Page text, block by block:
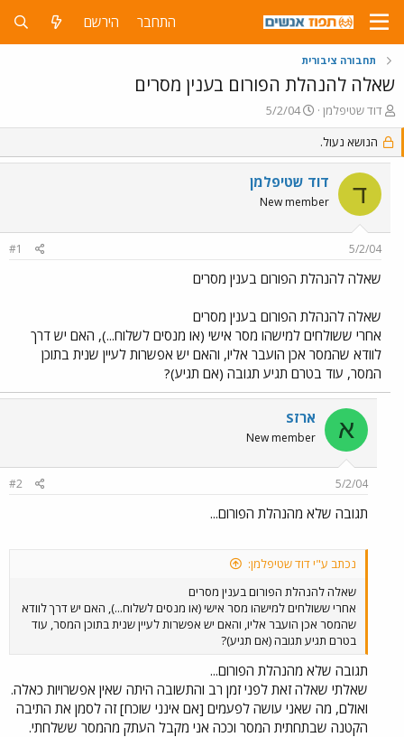
התחבר הירשם
תחבורה ציבורית
שאלה להנהלת הפורום בענין מסרים
פ
ו
ת
ח
נ
דוד שטיפלמן
פ
ו
ס
ם
ב
ת
ך
5/2/04
הנושא נעול.
ד דוד שטיפלמן
New member
5/2/04
#1
שאלה להנהלת הפורום בענין מסרים
שאלה להנהלת הפורום בענין מסרים
אחרי ששולחים למישהו מסר אישי (או מנסים לשלוח...), האם יש דרך
לוודא שהמסר אכן הועבר אליו, והאם יש אפשרות לעיין שנית בתוכן
המסר, עוד בטרם תגיע תגובה (אם תגיע)?
א ארזS
New member
5/2/04
#2
תגובה שלא מהנהלת הפורום...
נכתב ע"י דוד שטיפלמן:
שאלה להנהלת הפורום בענין מסרים
אחרי ששולחים למישהו מסר אישי (או מנסים לשלוח...), האם יש דרך לוודא
שהמסר אכן הועבר אליו, והאם יש אפשרות לעיין שנית בתוכן המסר, עוד
בטרם תגיע תגובה (אם תגיע)?
תגובה שלא מהנהלת הפורום...
שאלתי שאלה זאת לפני זמן רב והתשובה היתה שאין אפשרויות כאלה.
ואולם, מה שאני עושה לפעמים [אם אינני שוכח] זה לסמן את התיבה
הקטנה שבתחתית המסר וככה אני מקבל העתק מהמסר ששלחתי.